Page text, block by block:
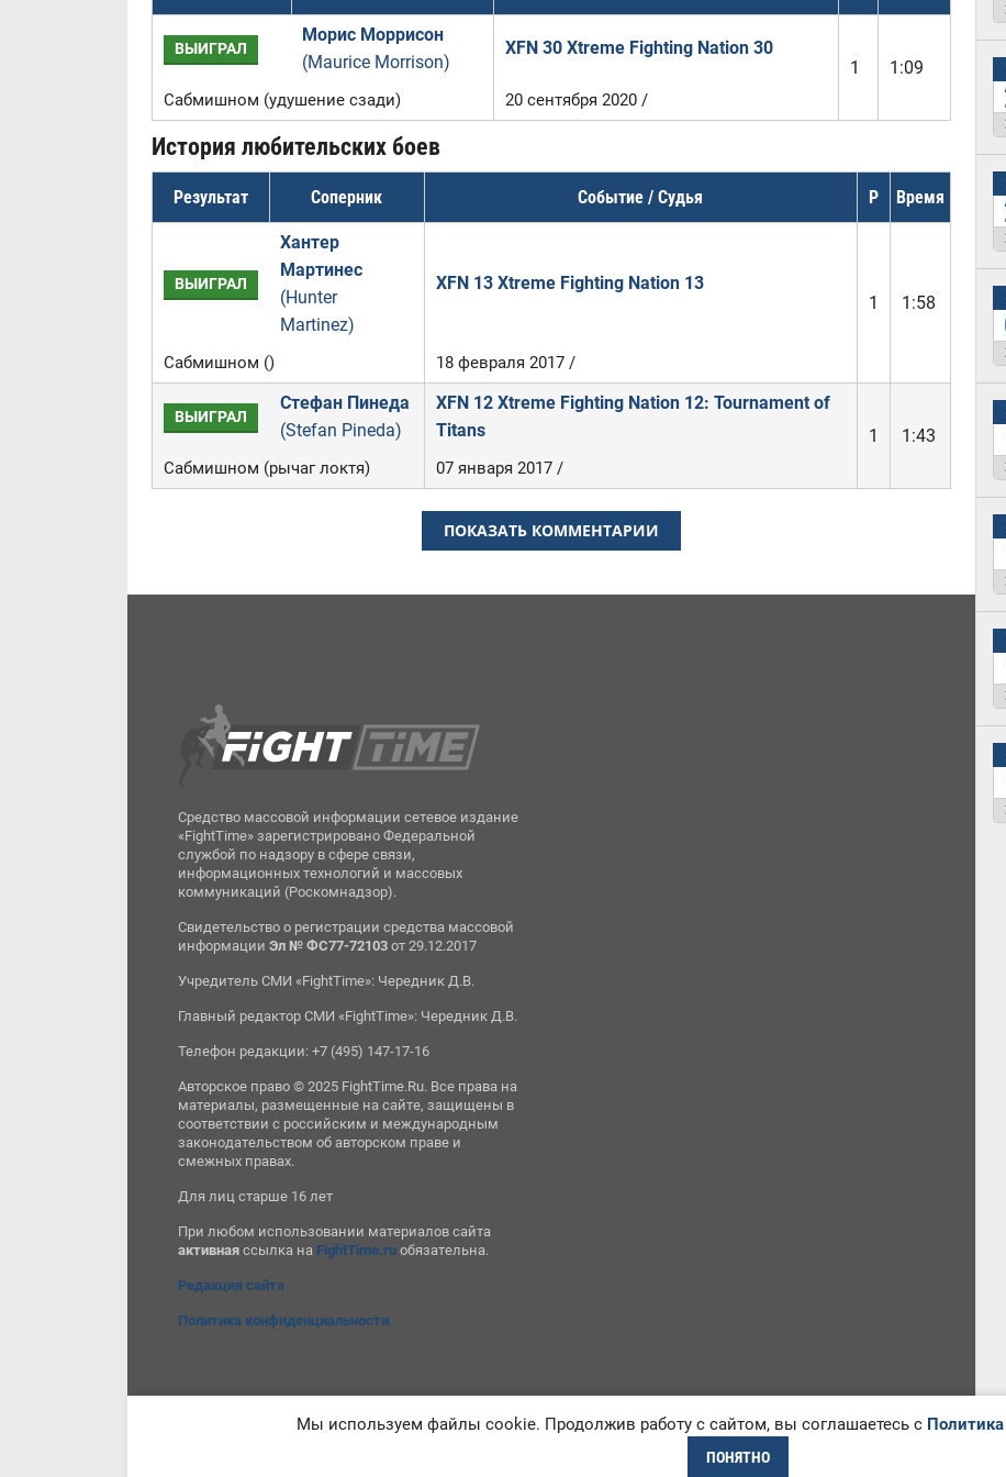
ВЫИГРАЛ
Морис Моррисон
(Maurice Morrison)
XFN 30 Xtreme Fighting Nation 30
1
1:09
Сабмишном (удушение сзади) 20 сентября 2020 /
История любительских боев
Результат Соперник Событие / Судья Р Время
ВЫИГРАЛ
Хантер
Мартинес
(Hunter
Martinez)
XFN 13 Xtreme Fighting Nation 13
1
1:58
Сабмишном () 18 февраля 2017 /
ВЫИГРАЛ
Стефан Пинеда
(Stefan Pineda)
XFN 12 Xtreme Fighting Nation 12: Tournament of
Titans
1 1:43
Сабмишном (рычаг локтя) 07 января 2017 /
ПОКАЗАТЬ КОММЕНТАРИИ
Средство массовой информации сетевое издание
«FightTime» зарегистрировано Федеральной
службой по надзору в сфере связи,
информационных технологий и массовых
коммуникаций (Роскомнадзор).
Свидетельство о регистрации средства массовой
информацииЭл № ФС77-72103 от 29.12.2017
Учредитель СМИ «FightTime»: Чередник Д.В.
Главный редактор СМИ «FightTime»: Чередник Д.В.
Телефон редакции: +7 (495) 147-17-16
Авторское право © 2025 FightTime.Ru. Все права на
материалы, размещенные на сайте, защищены в
соответствии с российским и международным
законодательством об авторском праве и
смежных правах.
Для лиц старше 16 лет
При любом использовании материалов сайта
активная ссылка на FightTime.ru обязательна.
Редакция сайта
Политика конфиденциальности
Мы используем файлы cookie. Продолжив работу с сайтом, вы соглашаетесь с
ПОНЯТНО